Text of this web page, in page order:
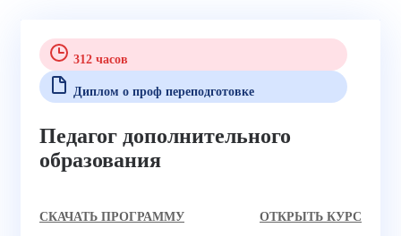
312 часов
Диплом о проф переподготовке
Педагог дополнительного
образования
CКАЧАТЬ ПРОГРАММУ ОТКРЫТЬ КУРС